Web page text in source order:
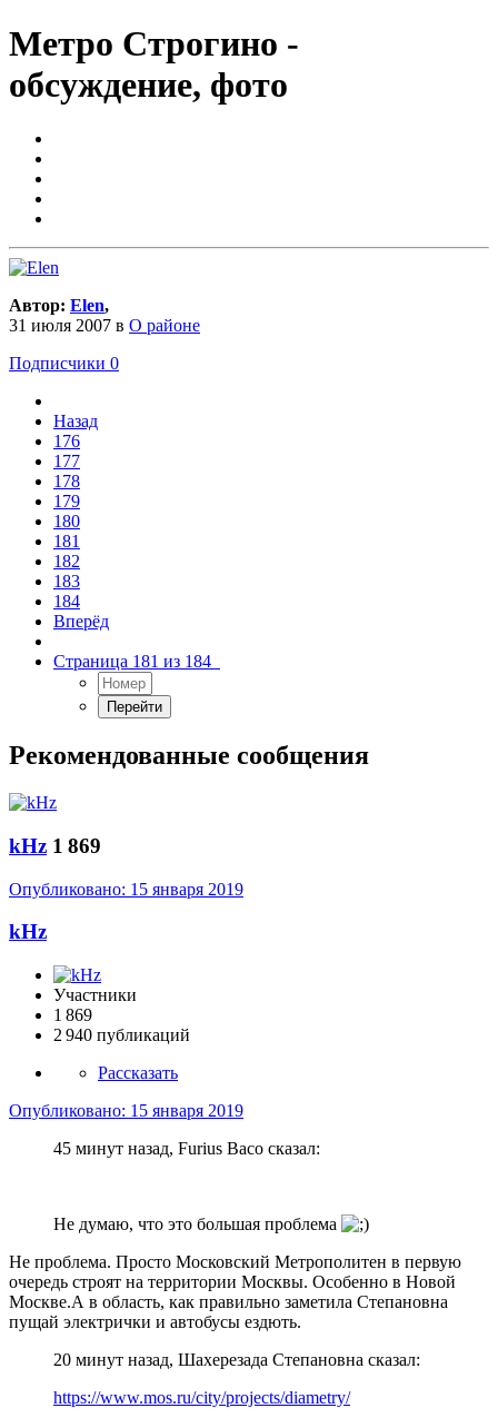
Метро Строгино -
обсуждение, фото
Автор: Elen,
31 июля 2007 в О районе
Подписчики 0
Назад
176
177
178
179
180
181
182
183
184
Вперёд
Страница 181 из 184
Рекомендованные сообщения
kHz 1 869
Опубликовано: 15 января 2019
kHz
Участники
1 869
2 940 публикаций
Рассказать
Опубликовано: 15 января 2019
45 минут назад, Furius Baco сказал:
Не думаю, что это большая проблема
Не проблема. Просто Московский Метрополитен в первую
очередь строят на территории Москвы. Особенно в Новой
Москве.А в область, как правильно заметила Степановна
пущай электрички и автобусы ездють.
20 минут назад, Шахерезада Степановна сказал:
https://www.mos.ru/city/projects/diametry/